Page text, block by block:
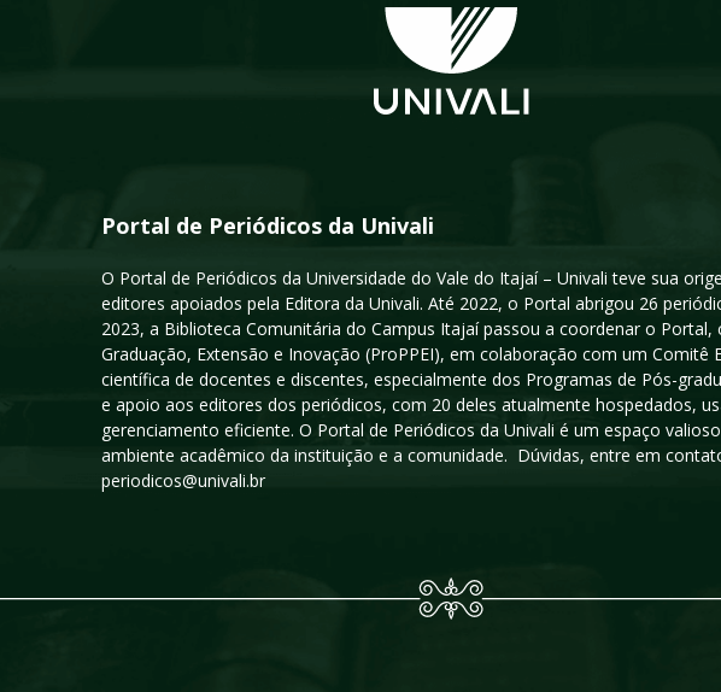
Portal de Periódicos da Univali
O Portal de Periódicos da Universidade do Vale do Itajaí – Univali teve sua
editores apoiados pela Editora da Univali. Até 2022, o Portal abrigou 26
2023, a Biblioteca Comunitária do Campus Itajaí passou a coordenar o
Graduação, Extensão e Inovação (ProPPEI), em colaboração com um
científica de docentes e discentes, especialmente dos Programas de Pós-
e apoio aos editores dos periódicos, com 20 deles atualmente hospedados,
gerenciamento eficiente. O Portal de Periódicos da Univali é um espaço
ambiente acadêmico da instituição e a comunidade. Dúvidas, entre em
periodicos@univali.br